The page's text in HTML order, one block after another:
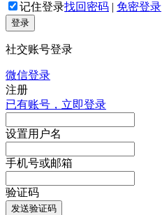
记住登录找回密码 | 免密登录
登录
社交账号登录
微信登录
注册
已有账号，立即登录
设置用户名
手机号或邮箱
验证码
发送验证码